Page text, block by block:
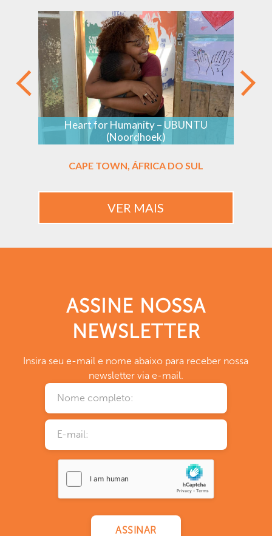
Heart for Humanity – UBUNTU
(Noordhoek)
CAPE TOWN, ÁFRICA DO SUL
VER MAIS
ASSINE NOSSA
NEWSLETTER
Insira seu e-mail e nome abaixo para receber nossa
newsletter via e-mail.